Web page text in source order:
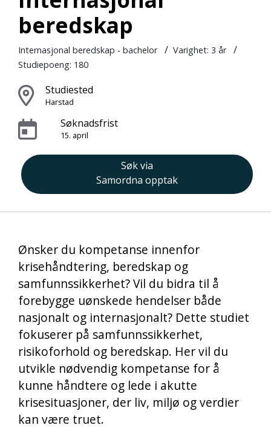
beredskap
Internasjonal beredskap - bachelor / Varighet: 3 år /
Studiepoeng: 180
Studiested
Harstad
Søknadsfrist
15. april
Søk via
Samordna opptak
Ønsker du kompetanse innenfor
krisehåndtering, beredskap og
samfunnssikkerhet? Vil du bidra til å
forebygge uønskede hendelser både
nasjonalt og internasjonalt? Dette studiet
fokuserer på samfunnssikkerhet,
risikoforhold og beredskap. Her vil du
utvikle nødvendig kompetanse for å
kunne håndtere og lede i akutte
krisesituasjoner, der liv, miljø og verdier
kan være truet.